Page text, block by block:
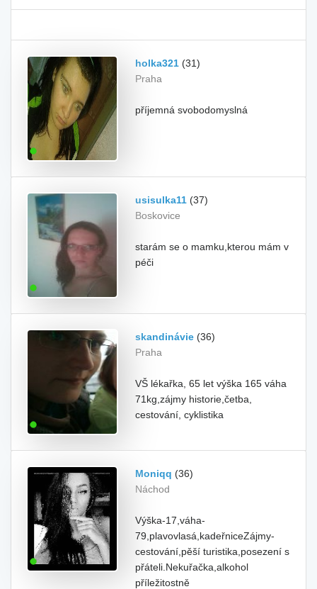
holka321 (31)
Praha
příjemná svobodomyslná
usisulka11 (37)
Boskovice
starám se o mamku,kterou mám v
péči
skandinávie (36)
Praha
VŠ lékařka, 65 let výška 165 váha
71kg,zájmy historie,četba,
cestování, cyklistika
Moniqq (36)
Náchod
Výška-17,váha-
79,plavovlasá,kadeřniceZájmy-
cestování,pěší turistika,posezení s
přáteli.Nekuřačka,alkohol
příležitostně